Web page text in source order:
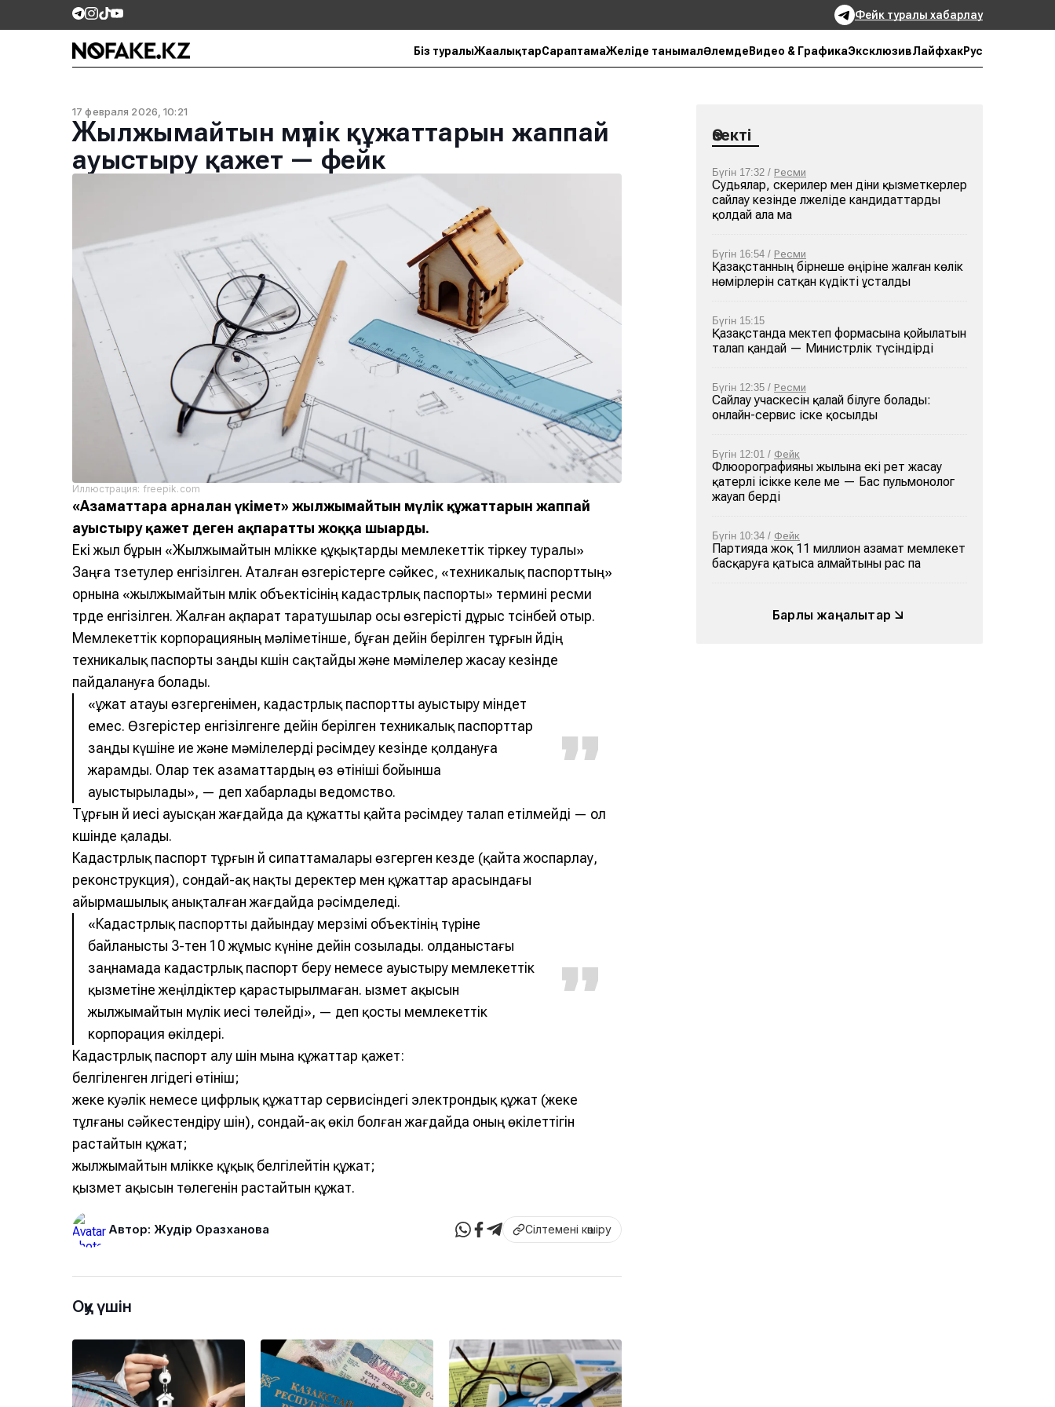
Фейк туралы хабарлау
Біз туралыЖаңалықтарСараптамаЖеліде танымалӘлемде Видео & ГрафикаЭксклюзивЛайфхакРус
17 февраля 2026, 10:21
Жылжымайтын мүлік құжаттарын жаппай
ауыстыру қажет — фейк
Иллюстрация: freepik.com
«Азаматтарға арналған үкімет» жылжымайтын мүлік құжаттарын жаппай
ауыстыру қажет деген ақпаратты жоққа шығарды.
Екі жыл бұрын «Жылжымайтын мүлікке құқықтарды мемлекеттік тіркеу туралы»
Заңға түзетулер енгізілген. Аталған өзгерістерге сәйкес, «техникалық паспорттың»
орнына «жылжымайтын мүлік объектісінің кадастрлық паспорты» термині ресми
түрде енгізілген. Жалған ақпарат таратушылар осы өзгерісті дұрыс түсінбей отыр.
Мемлекеттік корпорацияның мәліметінше, бұған дейін берілген тұрғын үйдің
техникалық паспорты заңды күшін сақтайды және мәмілелер жасау кезінде
пайдалануға болады.
«Құжат атауы өзгергенімен, кадастрлық паспортты ауыстыру міндет
емес. Өзгерістер енгізілгенге дейін берілген техникалық паспорттар
заңды күшіне ие және мәмілелерді рәсімдеу кезінде қолдануға
жарамды. Олар тек азаматтардың өз өтініші бойынша
ауыстырылады», — деп хабарлады ведомство.
Тұрғын үй иесі ауысқан жағдайда да құжатты қайта рәсімдеу талап етілмейді — ол
күшінде қалады.
Кадастрлық паспорт тұрғын үй сипаттамалары өзгерген кезде (қайта жоспарлау,
реконструкция), сондай-ақ нақты деректер мен құжаттар арасындағы
айырмашылық анықталған жағдайда рәсімделеді.
«Кадастрлық паспортты дайындау мерзімі объектінің түріне
байланысты 3-тен 10 жұмыс күніне дейін созылады. Қолданыстағы
заңнамада кадастрлық паспорт беру немесе ауыстыру мемлекеттік
қызметіне жеңілдіктер қарастырылмаған. Қызмет ақысын
жылжымайтын мүлік иесі төлейді», — деп қосты мемлекеттік
корпорация өкілдері.
Кадастрлық паспорт алу үшін мына құжаттар қажет:
белгіленген үлгідегі өтініш;
жеке куәлік немесе цифрлық құжаттар сервисіндегі электрондық құжат (жеке
тұлғаны сәйкестендіру үшін), сондай-ақ өкіл болған жағдайда оның өкілеттігін
растайтын құжат;
жылжымайтын мүлікке құқық белгілейтін құжат;
қызмет ақысын төлегенін растайтын құжат.
Автор: Жәудір Оразханова Сілтемені көшіру
Оқу үшін
Өзекті
Бүгін 17:32 / Ресми
Судьялар, әскерилер мен діни қызметкерлер
сайлау кезінде әлжеліде кандидаттарды
қолдай ала ма
Бүгін 16:54 / Ресми
Қазақстанның бірнеше өңіріне жалған көлік
нөмірлерін сатқан күдікті ұсталды
Бүгін 15:15
Қазақстанда мектеп формасына қойылатын
талап қандай — Министрлік түсіндірді
Бүгін 12:35 / Ресми
Сайлау учаскесін қалай білуге болады:
онлайн-сервис іске қосылды
Бүгін 12:01 / Фейк
Флюорографияны жылына екі рет жасау
қатерлі ісікке әкеле ме — Бас пульмонолог
жауап берді
Бүгін 10:34 / Фейк
Партияда жоқ 11 миллион азамат мемлекет
басқаруға қатыса алмайтыны рас па
Барлық жаңалықтар